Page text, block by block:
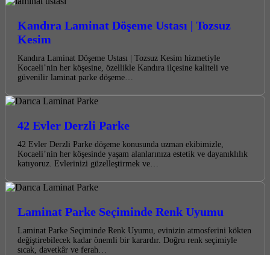
Kandıra Laminat Döşeme Ustası | Tozsuz
Kesim
Kandıra Laminat Döşeme Ustası | Tozsuz Kesim hizmetiyle
Kocaeli’nin her köşesine, özellikle Kandıra ilçesine kaliteli ve
güvenilir laminat parke döşeme…
42 Evler Derzli Parke
42 Evler Derzli Parke döşeme konusunda uzman ekibimizle,
Kocaeli’nin her köşesinde yaşam alanlarınıza estetik ve dayanıklılık
katıyoruz. Evlerinizi güzelleştirmek ve…
Laminat Parke Seçiminde Renk Uyumu
Laminat Parke Seçiminde Renk Uyumu, evinizin atmosferini kökten
değiştirebilecek kadar önemli bir karardır. Doğru renk seçimiyle
sıcak, davetkâr ve ferah…